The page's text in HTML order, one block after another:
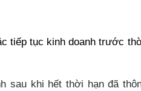
tiếp tục kinh doanh trước
sau khi hết thời hạn đã